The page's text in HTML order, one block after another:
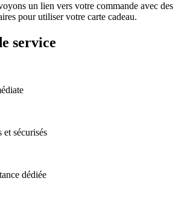
un lien vers votre commande avec des
pour utiliser votre carte cadeau.
service
et sécurisés
dédiée